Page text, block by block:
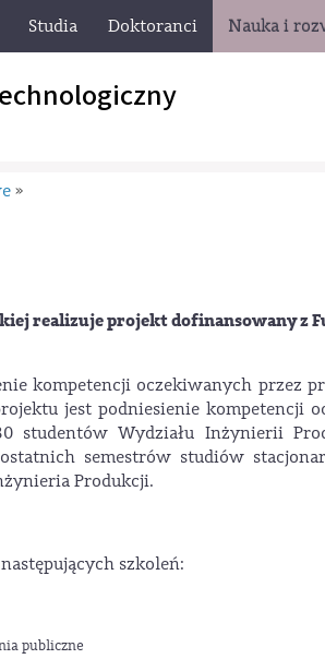
Studia Doktoranci Nauka i
»
realizuje projekt dofinansowany z
kompetencji oczekiwanych przez
jest podniesienie kompetencji
studentów Wydziału Inżynierii
semestrów studiów
Produkcji.
szkoleń:
publiczne